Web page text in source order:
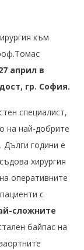
към
април в
гр. София.
специалист,
на най-добрите
Дълги години е
хирургия
оперативните
с
сложните
байпас на